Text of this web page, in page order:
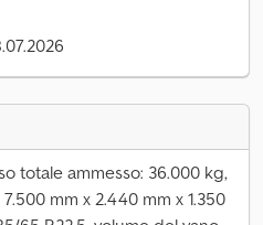
totale ammesso: 36.000 kg,
mm x 2.440 mm x 1.350